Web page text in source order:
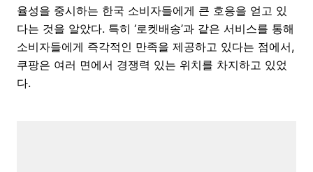
율성을 중시하는 한국 소비자들에게 큰 호응을 얻고 있
다는 것을 알았다. 특히 ‘로켓배송’과 같은 서비스를 통해
소비자들에게 즉각적인 만족을 제공하고 있다는 점에서,
쿠팡은 여러 면에서 경쟁력 있는 위치를 차지하고 있었
다.